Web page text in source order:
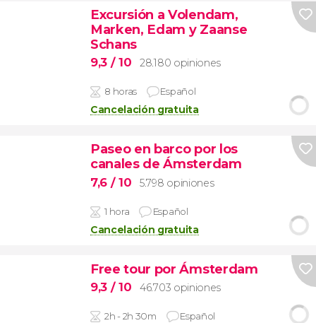
Excursión a Volendam,
Marken, Edam y Zaanse
Schans
9,3 / 10 28.180 opiniones
8 horas Español
Cancelación gratuita
Paseo en barco por los
canales de Ámsterdam
7,6 / 10 5.798 opiniones
1 hora Español
Cancelación gratuita
Free tour por Ámsterdam
9,3 / 10 46.703 opiniones
2h - 2h 30m Español